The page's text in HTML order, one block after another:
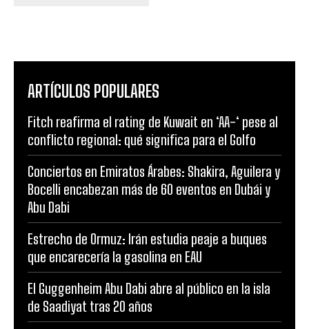
ARTÍCULOS POPULARES
Fitch reafirma el rating de Kuwait en ‘AA-‘ pese al
conflicto regional: qué significa para el Golfo
Conciertos en Emiratos Árabes: Shakira, Aguilera y
Bocelli encabezan más de 60 eventos en Dubái y
Abu Dabi
Estrecho de Ormuz: Irán estudia peaje a buques
que encarecería la gasolina en EAU
El Guggenheim Abu Dabi abre al público en la isla
de Saadiyat tras 20 años